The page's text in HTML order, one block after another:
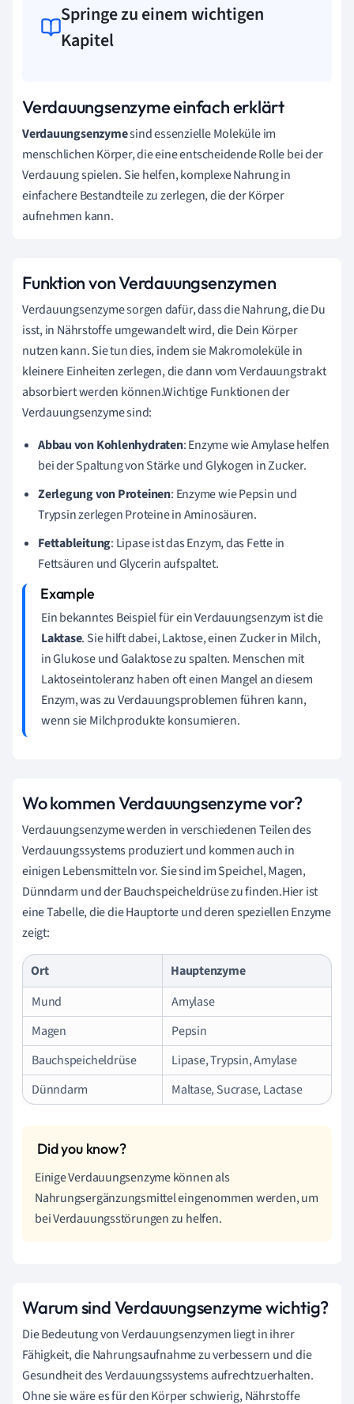
Springe zu einem wichtigen
Kapitel
Verdauungsenzyme einfach erklärt
Verdauungsenzymesind essenzielle Moleküle im
menschlichen Körper, die eine entscheidende Rolle bei der
Verdauung spielen. Sie helfen, komplexe Nahrung in
einfachere Bestandteile zu zerlegen, die der Körper
aufnehmen kann.
Funktion von Verdauungsenzymen
Verdauungsenzyme sorgen dafür, dass die Nahrung, die Du
isst, in Nährstoffe umgewandelt wird, die Dein Körper
nutzen kann. Sie tun dies, indem sie Makromoleküle in
kleinere Einheiten zerlegen, die dann vom Verdauungstrakt
absorbiert werden können.Wichtige Funktionen der
Verdauungsenzyme sind:
Abbau von Kohlenhydraten: Enzyme wie Amylase helfen
bei der Spaltung von Stärke und Glykogen in Zucker.
Zerlegung von Proteinen: Enzyme wie Pepsin und
Trypsin zerlegen Proteine in Aminosäuren.
Fettableitung: Lipase ist das Enzym, das Fette in
Fettsäuren und Glycerin aufspaltet.
Ein bekanntes Beispiel für ein Verdauungsenzym ist die
Laktase. Sie hilft dabei, Laktose, einen Zucker in Milch,
in Glukose und Galaktose zu spalten. Menschen mit
Laktoseintoleranz haben oft einen Mangel an diesem
Enzym, was zu Verdauungsproblemen führen kann,
wenn sie Milchprodukte konsumieren.
Wo kommen Verdauungsenzyme vor?
Verdauungsenzyme werden in verschiedenen Teilen des
Verdauungssystems produziert und kommen auch in
einigen Lebensmitteln vor. Sie sind im Speichel, Magen,
Dünndarm und der Bauchspeicheldrüse zu finden.Hier ist
eine Tabelle, die die Hauptorte und deren speziellen Enzyme
zeigt:
Ort
Hauptenzyme
Mund
Amylase
Magen
Pepsin
Bauchspeicheldrüse
Lipase, Trypsin, Amylase
Dünndarm
Maltase, Sucrase, Lactase
Einige Verdauungsenzyme können als
Nahrungsergänzungsmittel eingenommen werden, um
bei Verdauungsstörungen zu helfen.
Warum sind Verdauungsenzyme wichtig?
Die Bedeutung von Verdauungsenzymen liegt in ihrer
Fähigkeit, die Nahrungsaufnahme zu verbessern und die
Gesundheit des Verdauungssystems aufrechtzuerhalten.
Ohne sie wäre es für den Körper schwierig, Nährstoffe